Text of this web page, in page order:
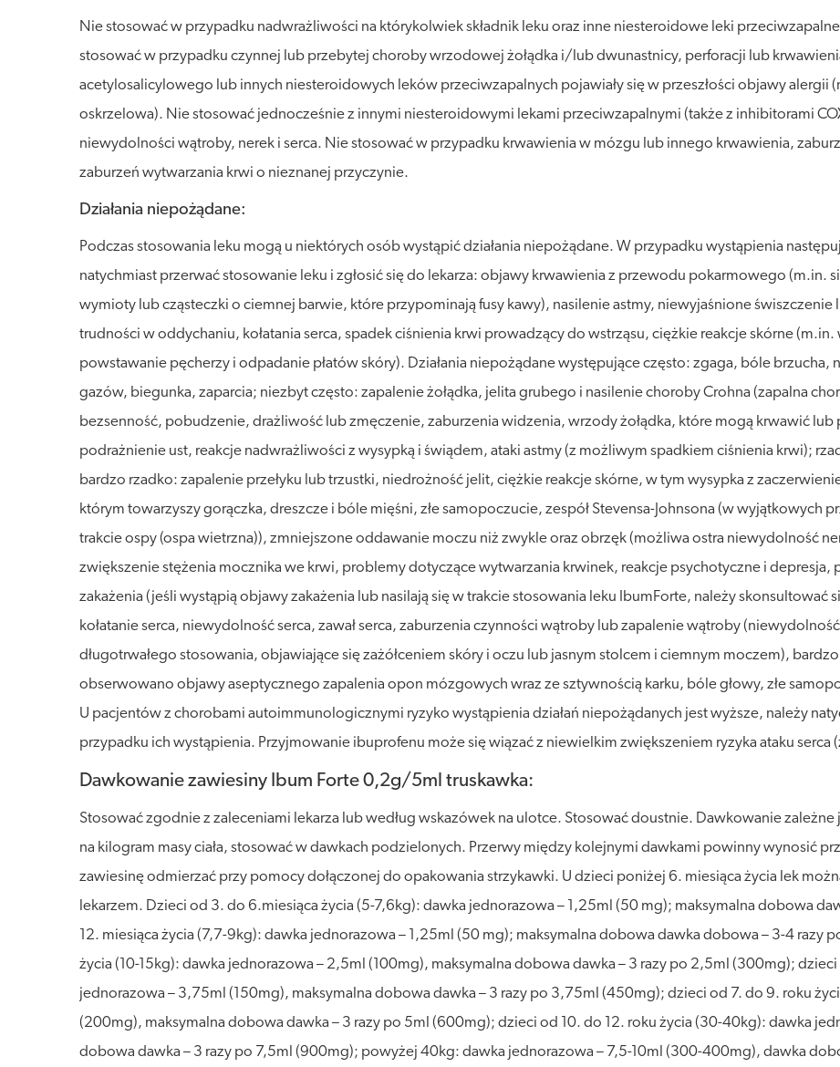
Nie stosować w przypadku nadwrażliwości na którykolwiek składnik leku oraz inne niesteroidowe leki
stosować w przypadku czynnej lub przebytej choroby wrzodowej żołądka i/lub dwunastnicy, perforacji lub
acetylosalicylowego lub innych niesteroidowych leków przeciwzapalnych pojawiały się w przeszłości objawy alergii
oskrzelowa). Nie stosować jednocześnie z innymi niesteroidowymi lekami przeciwzapalnymi (także z inhibitorami
niewydolności wątroby, nerek i serca. Nie stosować w przypadku krwawienia w mózgu lub innego krwawienia,
zaburzeń wytwarzania krwi o nieznanej przyczynie.
Działania niepożądane:
Podczas stosowania leku mogą u niektórych osób wystąpić działania niepożądane. W przypadku wystąpienia
natychmiast przerwać stosowanie leku i zgłosić się do lekarza: objawy krwawienia z przewodu pokarmowego (m.in.
wymioty lub cząsteczki o ciemnej barwie, które przypominają fusy kawy), nasilenie astmy, niewyjaśnione świszczenie
trudności w oddychaniu, kołatania serca, spadek ciśnienia krwi prowadzący do wstrząsu, ciężkie reakcje skórne (m.in.
powstawanie pęcherzy i odpadanie płatów skóry). Działania niepożądane występujące często: zgaga, bóle
gazów, biegunka, zaparcia; niezbyt często: zapalenie żołądka, jelita grubego i nasilenie choroby Crohna (zapalna
bezsenność, pobudzenie, drażliwość lub zmęczenie, zaburzenia widzenia, wrzody żołądka, które mogą krwawić
podrażnienie ust, reakcje nadwrażliwości z wysypką i świądem, ataki astmy (z możliwym spadkiem ciśnienia krwi);
bardzo rzadko: zapalenie przełyku lub trzustki, niedrożność jelit, ciężkie reakcje skórne, w tym wysypka z
którym towarzyszy gorączka, dreszcze i bóle mięśni, złe samopoczucie, zespół Stevensa-Johnsona (w wyjątkowych
trakcie ospy (ospa wietrzna)), zmniejszone oddawanie moczu niż zwykle oraz obrzęk (możliwa ostra niewydolność
zwiększenie stężenia mocznika we krwi, problemy dotyczące wytwarzania krwinek, reakcje psychotyczne i
zakażenia (jeśli wystąpią objawy zakażenia lub nasilają się w trakcie stosowania leku IbumForte, należy skonsultować
kołatanie serca, niewydolność serca, zawał serca, zaburzenia czynności wątroby lub zapalenie wątroby
długotrwałego stosowania, objawiające się zażółceniem skóry i oczu lub jasnym stolcem i ciemnym moczem),
obserwowano objawy aseptycznego zapalenia opon mózgowych wraz ze sztywnością karku, bóle głowy, złe
U pacjentów z chorobami autoimmunologicznymi ryzyko wystąpienia działań niepożądanych jest wyższe, należy
przypadku ich wystąpienia. Przyjmowanie ibuprofenu może się wiązać z niewielkim zwiększeniem ryzyka ataku serca
Dawkowanie zawiesiny Ibum Forte 0,2g/5ml truskawka:
Stosować zgodnie z zaleceniami lekarza lub według wskazówek na ulotce. Stosować doustnie. Dawkowanie zależne
na kilogram masy ciała, stosować w dawkach podzielonych. Przerwy między kolejnymi dawkami powinny wynosić
zawiesinę odmierzać przy pomocy dołączonej do opakowania strzykawki. U dzieci poniżej 6. miesiąca życia lek
lekarzem. Dzieci od 3. do 6.miesiąca życia (5-7,6kg): dawka jednorazowa – 1,25ml (50 mg); maksymalna dobowa
12. miesiąca życia (7,7-9kg): dawka jednorazowa – 1,25ml (50 mg); maksymalna dobowa dawka dobowa – 3-4 razy
życia (10-15kg): dawka jednorazowa – 2,5ml (100mg), maksymalna dobowa dawka – 3 razy po 2,5ml (300mg);
jednorazowa – 3,75ml (150mg), maksymalna dobowa dawka – 3 razy po 3,75ml (450mg); dzieci od 7. do 9. roku
(200mg), maksymalna dobowa dawka – 3 razy po 5ml (600mg); dzieci od 10. do 12. roku życia (30-40kg): dawka
dobowa dawka – 3 razy po 7,5ml (900mg); powyżej 40kg: dawka jednorazowa – 7,5-10ml (300-400mg), dawka